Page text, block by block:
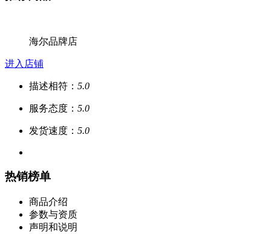
海尔品牌店
进入店铺
描述相符： 5.0
服务态度： 5.0
发货速度： 5.0
热销榜单
商品介绍
参数与资质
声明和说明